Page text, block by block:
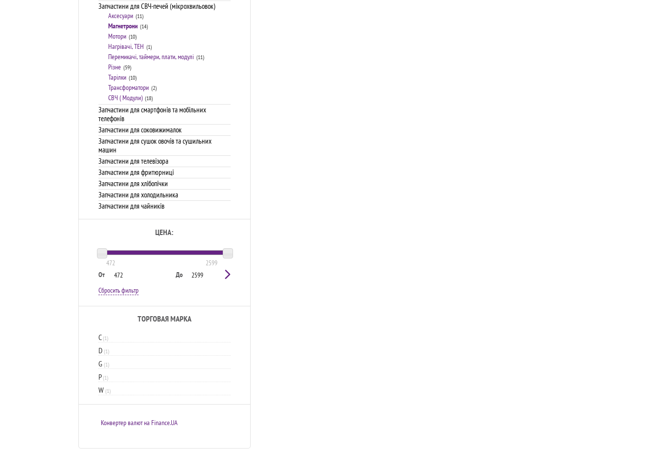
Запчастини для СВЧ-печей (мікрохвильовок)
Аксесуари (11)
Магнетрони (14)
Мотори (10)
Нагрівачі, ТЕН (1)
Перемикачі, таймери, плати, модулі (11)
Різне (59)
Тарілки (10)
Трансформатори (2)
СВЧ ( Модули) (18)
Запчастини для смартфонів та мобільних
телефонів
Запчастини для соковижималок
Запчастини для сушок овочів та сушильних
машин
Запчастини для телевізора
Запчастини для фритюрниці
Запчастини для хлібопічки
Запчастини для холодильника
Запчастини для чайників
ЦЕНА:
472
2599
От
До
Сбросить фильтр
ТОРГОВАЯ МАРКА
C(1)
D (1)
G (1)
P(1)
W (1)
Конвертер валют на Finance.UA